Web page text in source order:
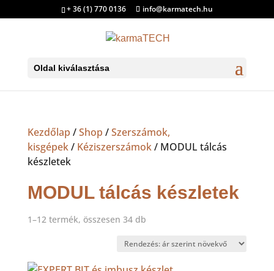
+ 36 (1) 770 0136 info@karmatech.hu
Oldal kiválasztása
Kezdőlap /Shop /Szerszámok,
kisgépek/ Kéziszerszámok/ MODUL tálcás
készletek
MODUL tálcás készletek
1–12 termék, összesen 34 dbSorted
price:
low